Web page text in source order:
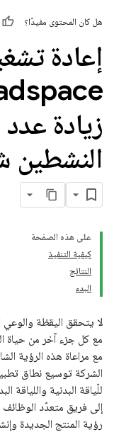
هل كان المحتوى مفيدًا؟
زيادة
النشطين
على هذه الصفحة
كيفية التنفيذ
النتائج
البدء
لا يتحقق اليقظة
مع كل جزء آخر من
الشركة توسيع نطاق
إلى فريق متعدّد
رؤية المنتج الجديدة